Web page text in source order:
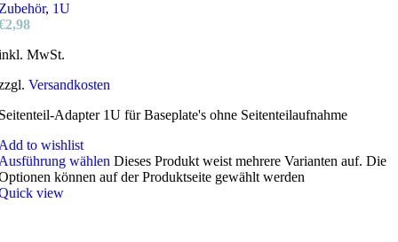
, 1U
2,98
MwSt.
Versandkosten
Adapter 1U für Baseplate's ohne Seitenteilaufnahme
to wishlist
wählen Dieses Produkt weist mehrere Varianten auf. Die
können auf der Produktseite gewählt werden
view